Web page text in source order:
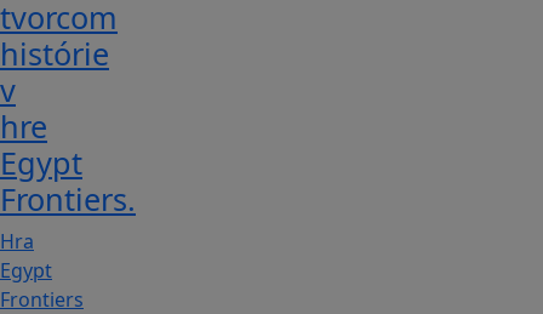
tvorcom
histórie
v
hre
Egypt
Frontiers.
Hra
Egypt
Frontiers